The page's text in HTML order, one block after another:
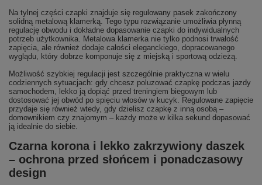
Na tylnej części czapki znajduje się regulowany pasek zakończony
solidną metalową klamerką. Tego typu rozwiązanie umożliwia płynną
regulację obwodu i dokładne dopasowanie czapki do indywidualnych
potrzeb użytkownika. Metalowa klamerka nie tylko podnosi trwałość
zapięcia, ale również dodaje całości eleganckiego, dopracowanego
wyglądu, który dobrze komponuje się z miejską i sportową odzieżą.
Możliwość szybkiej regulacji jest szczególnie praktyczna w wielu
codziennych sytuacjach: gdy chcesz poluzować czapkę podczas jazdy
samochodem, lekko ją dopiąć przed treningiem biegowym lub
dostosować jej obwód po spięciu włosów w kucyk. Regulowane zapięcie
przydaje się również wtedy, gdy dzielisz czapkę z inną osobą –
domownikiem czy znajomym – każdy może w kilka sekund dopasować
ją idealnie do siebie.
Czarna korona i lekko zakrzywiony daszek
– ochrona przed słońcem i ponadczasowy
design